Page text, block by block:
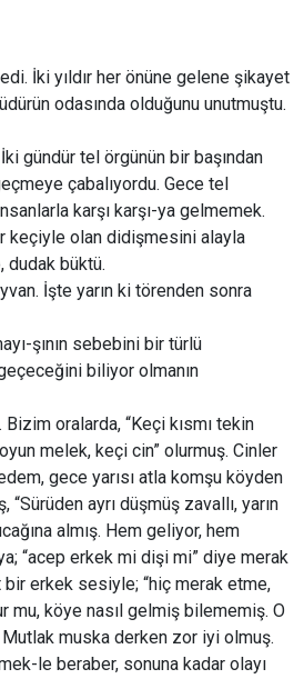
İki yıldır her önüne gelene şikayet
odasında olduğunu unutmuştu.
gündür tel örgünün bir başından
çabalıyordu. Gece tel
karşı karşı-ya gelmemek.
keçiyle olan didişmesini alayla
dudak büktü.
İşte yarın ki törenden sonra
şının sebebini bir türlü
biliyor olmanın
oralarda, “Keçi kısmı tekin
melek, keçi cin” olurmuş. Cinler
gece yarısı atla komşu köyden
ayrı düşmüş zavallı, yarın
almış. Hem geliyor, hem
“acep erkek mi dişi mi” diye merak
bir erkek sesiyle; “hiç merak etme,
mu, köye nasıl gelmiş bilememiş. O
muska derken zor iyi olmuş.
le beraber, sonuna kadar olayı